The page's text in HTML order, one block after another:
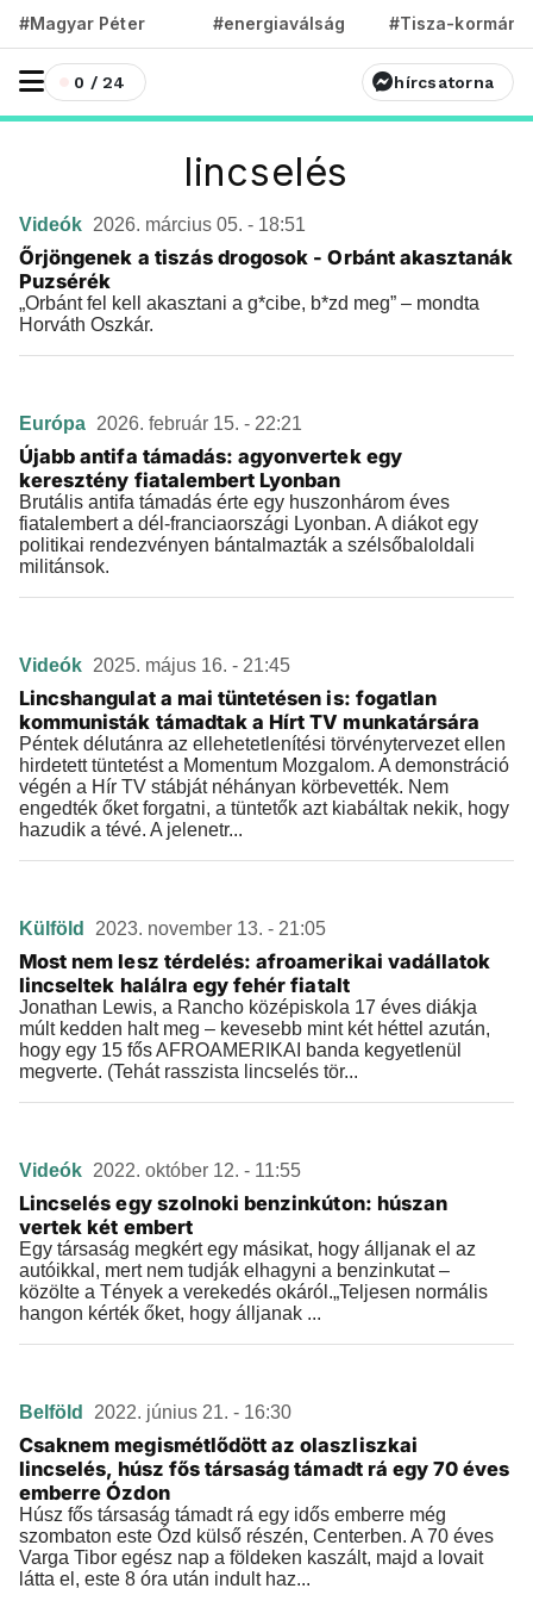
#Magyar Péter #energiaválság #Tisza-kormány
0 / 24 hírcsatorna
lincselés
Videók 2026. március 05. - 18:51
Őrjöngenek a tiszás drogosok - Orbánt akasztanák
Puzsérék
„Orbánt fel kell akasztani a g*cibe, b*zd meg” – mondta
Horváth Oszkár.
Európa 2026. február 15. - 22:21
Újabb antifa támadás: agyonvertek egy
keresztény fiatalembert Lyonban
Brutális antifa támadás érte egy huszonhárom éves
fiatalembert a dél-franciaországi Lyonban. A diákot egy
politikai rendezvényen bántalmazták a szélsőbaloldali
militánsok.
Videók 2025. május 16. - 21:45
Lincshangulat a mai tüntetésen is: fogatlan
kommunisták támadtak a Hírt TV munkatársára
Péntek délutánra az ellehetetlenítési törvénytervezet ellen
hirdetett tüntetést a Momentum Mozgalom. A demonstráció
végén a Hír TV stábját néhányan körbevették. Nem
engedték őket forgatni, a tüntetők azt kiabáltak nekik, hogy
hazudik a tévé. A jelenetr...
Külföld 2023. november 13. - 21:05
Most nem lesz térdelés: afroamerikai vadállatok
lincseltek halálra egy fehér fiatalt
Jonathan Lewis, a Rancho középiskola 17 éves diákja
múlt kedden halt meg – kevesebb mint két héttel azután,
hogy egy 15 fős AFROAMERIKAI banda kegyetlenül
megverte. (Tehát rasszista lincselés tör...
Videók 2022. október 12. - 11:55
Lincselés egy szolnoki benzinkúton: húszan
vertek két embert
Egy társaság megkért egy másikat, hogy álljanak el az
autóikkal, mert nem tudják elhagyni a benzinkutat –
közölte a Tények a verekedés okáról.„Teljesen normális
hangon kérték őket, hogy álljanak ...
Belföld 2022. június 21. - 16:30
Csaknem megismétlődött az olaszliszkai
lincselés, húsz fős társaság támadt rá egy 70 éves
emberre Ózdon
Húsz fős társaság támadt rá egy idős emberre még
szombaton este Ózd külső részén, Centerben. A 70 éves
Varga Tibor egész nap a földeken kaszált, majd a lovait
látta el, este 8 óra után indult haz...